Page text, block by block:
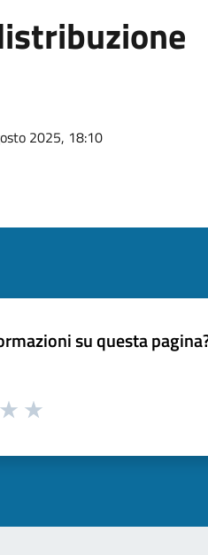
2025, 18:10
su questa